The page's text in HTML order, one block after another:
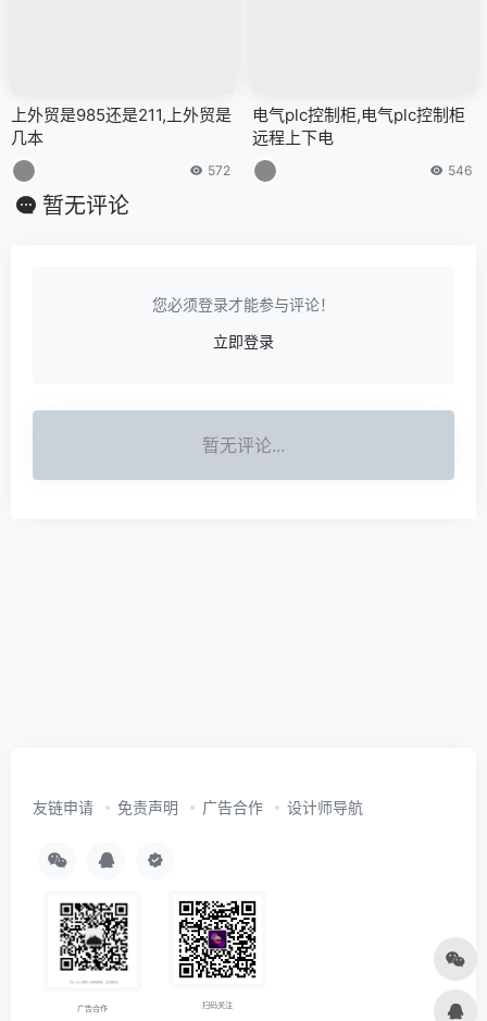
上外贸是985还是211,上外贸是
几本
572
电气plc控制柜,电气plc控制柜
远程上下电
546
暂无评论
您必须登录才能参与评论！
立即登录
暂无评论...
友链申请 免责声明 广告合作 设计师导航
广告合作 扫码关注